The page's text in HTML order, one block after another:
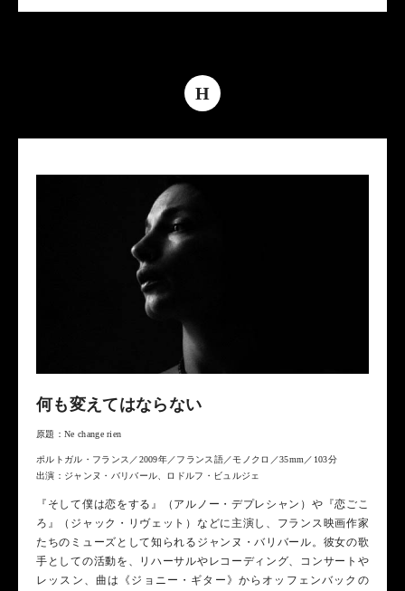
H
何も変えてはならない
原題：Ne change rien
ポルトガル・フランス／2009年／フランス語／モノクロ／35mm／103分
出演：ジャンヌ・バリバール、ロドルフ・ビュルジェ
『そして僕は恋をする』（アルノー・デプレシャン）や『恋ごこ
ろ』（ジャック・リヴェット）などに主演し、フランス映画作家
たちのミューズとして知られるジャンヌ・バリバール。彼女の歌
手としての活動を、リハーサルやレコーディング、コンサートや
レッスン、曲は《ジョニー・ギター》からオッフェンバックの